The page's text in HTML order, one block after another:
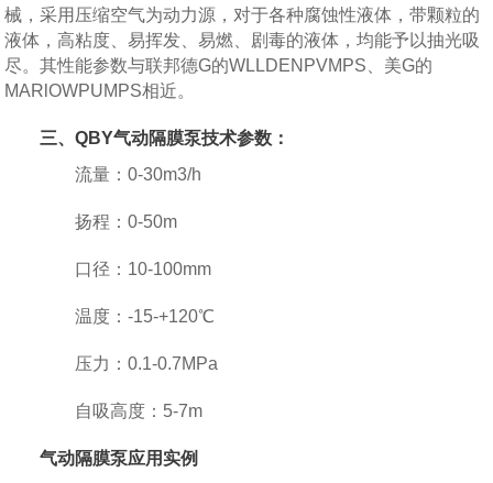
械，采用压缩空气为动力源，对于各种腐蚀性液体，带颗粒的
液体，高粘度、易挥发、易燃、剧毒的液体，均能予以抽光吸
尽。其性能参数与联邦德G的WLLDENPVMPS、美G的
MARlOWPUMPS相近。
三、QBY气动隔膜泵技术参数：
流量：0-30m3/h
扬程：0-50m
口径：10-100mm
温度：-15-+120℃
压力：0.1-0.7MPa
自吸高度：5-7m
气动隔膜泵应用实例